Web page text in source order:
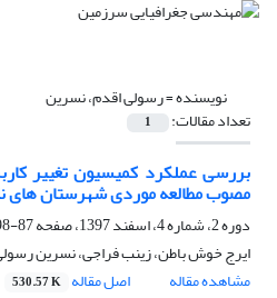
نویسنده =رسولی اقدم، نسرین
تعداد مقالات: 1
بررسی عملکرد کمیسیون تغییر
مصوب مطالعه موردی شهرستان های
دوره 2، شماره 4، اسفند 1397، صفحه
87-98
ایرج خوش باطن، زینب فراجی، نسرین
مشاهده مقاله
اصل مقاله 530.57 K